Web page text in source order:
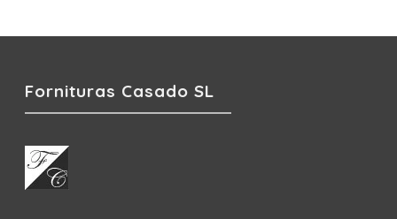
Fornituras Casado SL